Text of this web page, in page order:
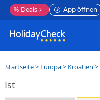
% Deals App öffnen
Startseite> Europa> Kroatien >
Ist